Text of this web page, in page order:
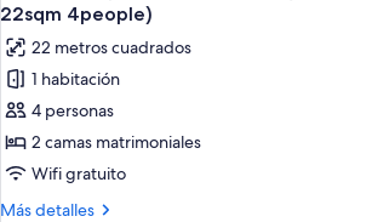
3people)
las
fotos
de
Habitación,
para
no
fumadores
22sqm 4people)
22 metros cuadrados
1 habitación
4 personas
2 camas matrimoniales
Wifi gratuito
Más detalles
Más